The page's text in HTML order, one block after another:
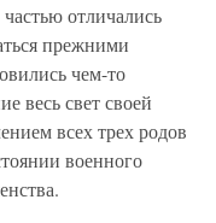
отличались
прежними
чем-то
весь свет своей
всех трех родов
военного